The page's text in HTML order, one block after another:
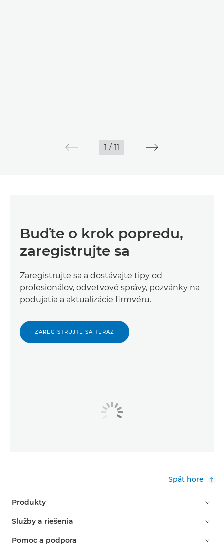
1 / 11
Buďte o krok popredu,
zaregistrujte sa
Zaregistrujte sa a dostávajte tipy od
profesionálov, odvetvové správy, pozvánky na
podujatia a aktualizácie firmvéru.
ZAREGISTRUJTE SA TERAZ
Späť hore
Produkty
Služby a riešenia
Pomoc a podpora